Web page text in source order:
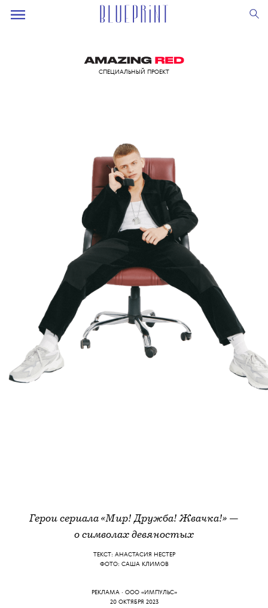
СПЕЦИАЛЬНЫЙ ПРОЕКТ
Герои сериала «Мир! Дружба! Жвачка!» —
о символах девяностых
ТЕКСТ: АНАСТАСИЯ НЕСТЕР
ФОТО: САША КЛИМОВ
РЕКЛАМА · ООО «ИМПУЛЬС»
20 ОКТЯБРЯ 2023